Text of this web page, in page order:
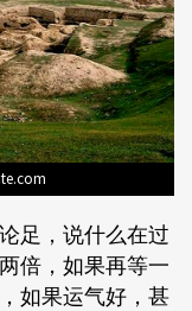
足，说什么在过
倍，如果再等一
如果运气好，甚